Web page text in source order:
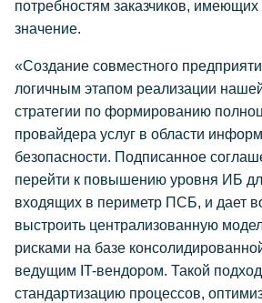
потребностям заказчиков, имеющих
значение.
«Создание совместного
логичным этапом реализации
стратегии по формированию
провайдера услуг в области
безопасности. Подписанное
перейти к повышению уровня ИБ
входящих в периметр ПСБ, и дает
выстроить централизованную
рисками на базе
ведущим IT-вендором. Такой
стандартизацию процессов,